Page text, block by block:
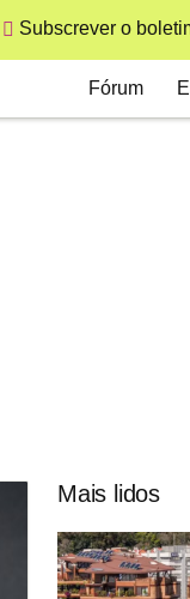
Subscrever o
Secondary
Fórum
Mais lidos